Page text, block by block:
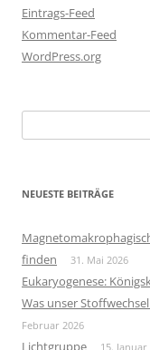
Eintrags-Feed
Kommentar-Feed
WordPress.org
nach:
NEUESTE BEITRÄGE
finden
31. Mai 2026
Eukaryogenese:
Was unser
Februar 2026
Lichtgruppe 15. Januar